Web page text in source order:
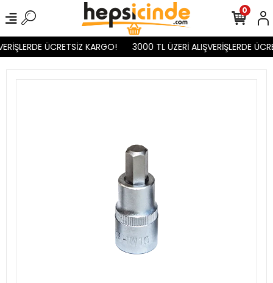
ÜCRETSİZ KARGO! 3000 TL ÜZERİ ALIŞVERİŞLERDE
0